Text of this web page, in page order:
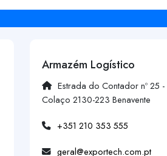
Armazém Logístico
Estrada do Contador nº 25
Colaço 2130-223 Benavente
+351 210 353 555
geral@exportech.com.pt